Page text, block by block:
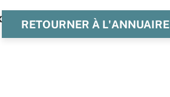
RETOURNER À L'ANNUAIRE